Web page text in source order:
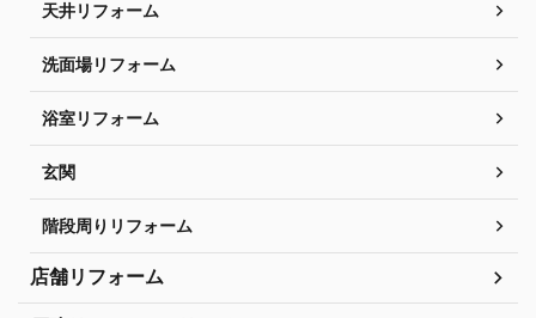
天井リフォーム
洗面場リフォーム
浴室リフォーム
玄関
階段周りリフォーム
店舗リフォーム